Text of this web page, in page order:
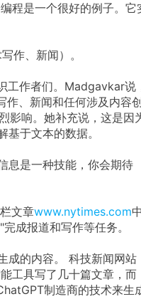
程是一个很好的例子。它
作、新闻）。
工作者们。Madgavkar说
作、新闻和任何涉及内容
影响。她补充说，这是因
于文本的数据。
息是一种技能，你会期待
文章www.nytimes.com中
成报道和写作等任务。
成的内容。 科技新闻网站
工具写了几十篇文章，而
制造商的技术来生